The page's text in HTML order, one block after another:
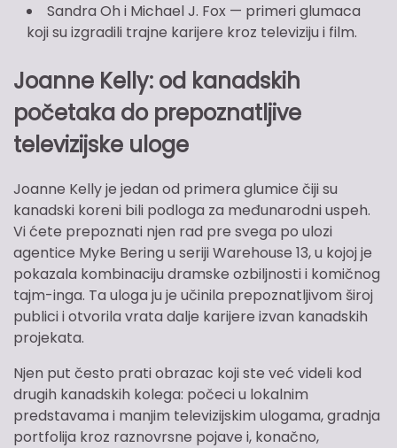
Sandra Oh i Michael J. Fox — primeri glumaca
koji su izgradili trajne karijere kroz televiziju i film.
Joanne Kelly: od kanadskih
početaka do prepoznatljive
televizijske uloge
Joanne Kelly je jedan od primera glumice čiji su
kanadski koreni bili podloga za međunarodni uspeh.
Vi ćete prepoznati njen rad pre svega po ulozi
agentice Myke Bering u seriji Warehouse 13, u kojoj je
pokazala kombinaciju dramske ozbiljnosti i komičnog
tajm-inga. Ta uloga ju je učinila prepoznatljivom široj
publici i otvorila vrata dalje karijere izvan kanadskih
projekata.
Njen put često prati obrazac koji ste već videli kod
drugih kanadskih kolega: počeci u lokalnim
predstavama i manjim televizijskim ulogama, gradnja
portfolija kroz raznovrsne pojave i, konačno,